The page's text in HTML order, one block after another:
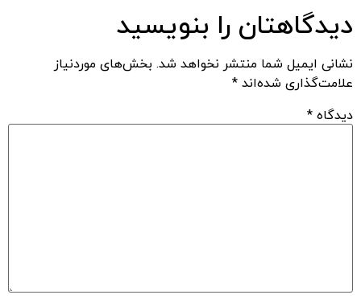
دیدگاهتان را بنویسید
نشانی ایمیل شما منتشر نخواهد شد. بخش‌های موردنیاز
علامت‌گذاری شده‌اند *
دیدگاه *